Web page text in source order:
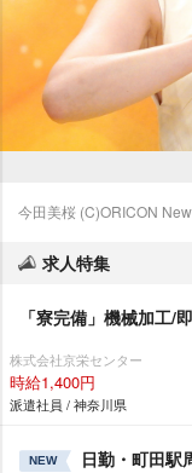
今田美桜 (C)ORICON
求人特集
「寮完備」機械加工/
株式会社京栄センター
時給1,400円
派遣社員 / 神奈川県
NEW
日勤・町田駅